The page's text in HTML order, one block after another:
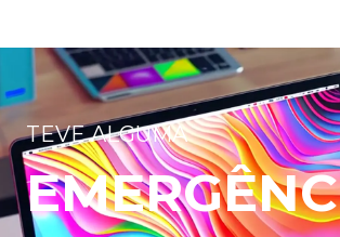
TEVE ALGUMA